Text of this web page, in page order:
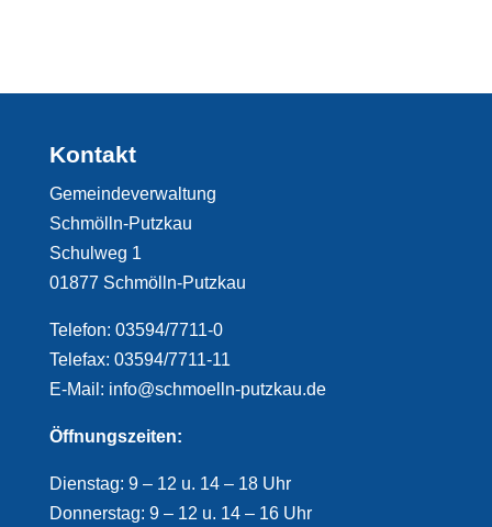
Kontakt
Gemeindeverwaltung
Schmölln-Putzkau
Schulweg 1
01877 Schmölln-Putzkau
Telefon: 03594/7711-0
Telefax: 03594/7711-11
E-Mail: info@schmoelln-putzkau.de
Öffnungszeiten:
Dienstag: 9 – 12 u. 14 – 18 Uhr
Donnerstag: 9 – 12 u. 14 – 16 Uhr